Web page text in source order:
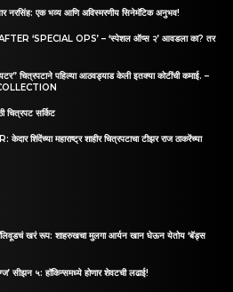
एक भव्य आणि अविस्मरणीय सिनेमॅटिक अनुभव!
‘SPECIAL OPS’ – ‘स्पेशल ऑप्स २’ आवडला का? तर
चित्रपटाने पहिल्या आठवड्याड केली इतक्या कोटींची कमाई. –
सर्किट
महाराष्ट्र शाहीर चित्रपटाचा टीझर राज ठाकरेंच्या
खरं रूप: शाहरुखचा मुलगा आर्यन खान घेऊन येतोय ‘बॅड्स
५: हॉकिन्समध्ये होणार शेवटची लढाई!